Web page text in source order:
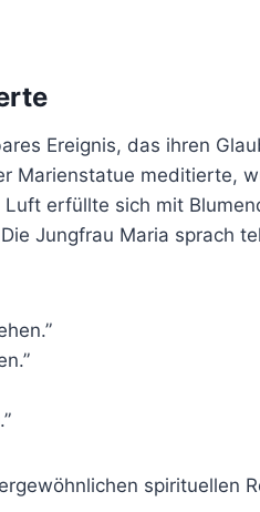
Ereignis, das ihren
Marienstatue meditierte,
erfüllte sich mit
Jungfrau Maria sprach
spirituellen